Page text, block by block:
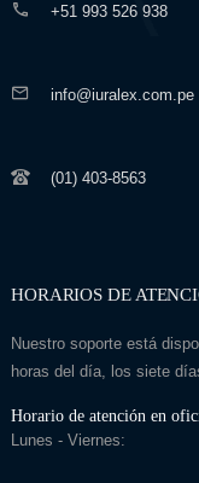
+51 993 526 938
info@iuralex.com.pe
(01) 403-8563
HORARIOS DE
Nuestro soporte está
horas del día, los siete
Horario de atención en
Lunes - Viernes: